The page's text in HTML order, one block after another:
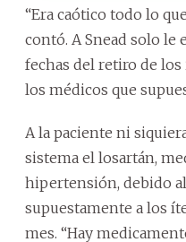
“Era caótico todo lo
contó. A Snead solo le
fechas del retiro de
los médicos que
A la paciente ni
sistema el losartán,
hipertensión, debido
supuestamente a los
mes. “Hay